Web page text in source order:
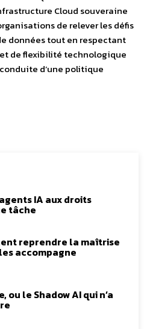
Cloud souveraine
de relever les défis
données tout en respectant
de flexibilité technologique
d’une politique
IA aux droits
tâche
reprendre la maîtrise
accompagne
ou le Shadow AI qui n’a